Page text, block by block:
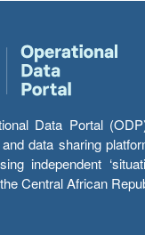
Data Portal
data sharing
independent
Central African